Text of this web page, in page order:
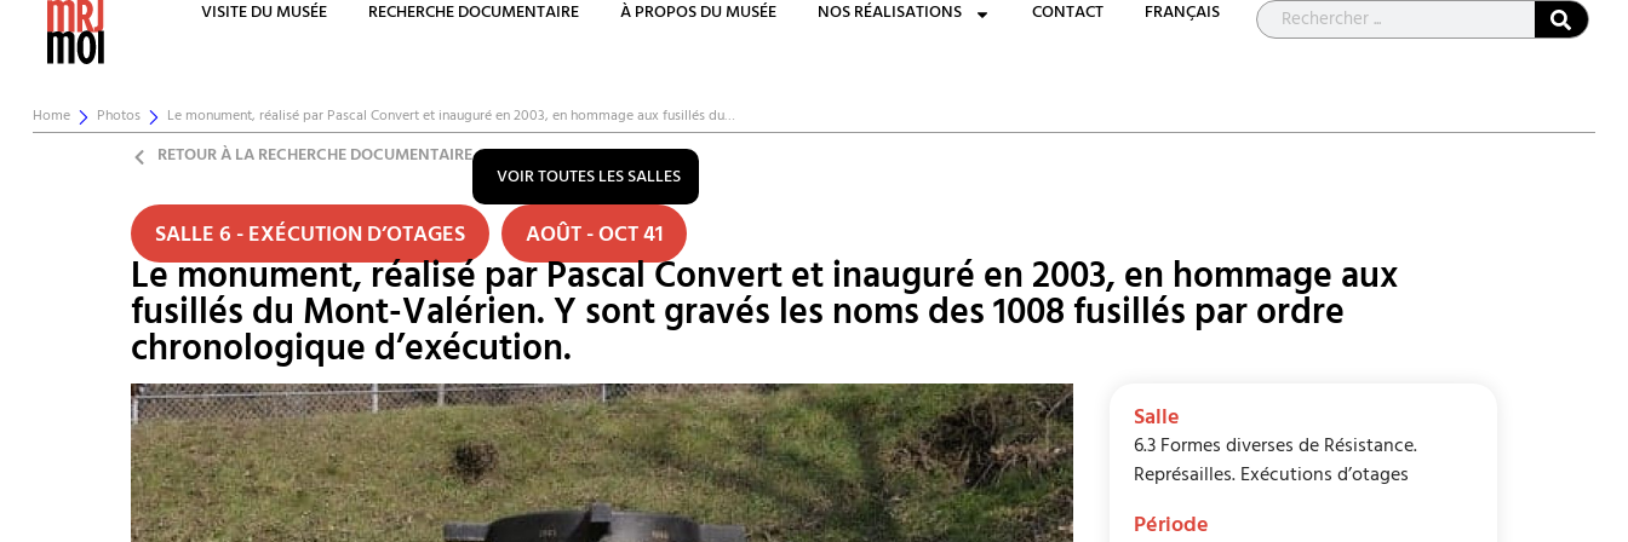
VISITE DU MUSÉE RECHERCHE DOCUMENTAIRE À PROPOS DU MUSÉE NOS RÉALISATIONS CONTACT FRANÇAIS
Home Photos Le monument, réalisé par Pascal Convert et inauguré en 2003, en hommage aux fusillés du…
RETOUR À LA RECHERCHE DOCUMENTAIRE
VOIR TOUTES LES SALLES
SALLE 6 - EXÉCUTION D’OTAGES AOÛT - OCT 41
Le monument, réalisé par Pascal Convert et inauguré en 2003, en hommage aux
fusillés du Mont-Valérien. Y sont gravés les noms des 1008 fusillés par ordre
chronologique d’exécution.
Salle
6.3 Formes diverses de Résistance.
Représailles. Exécutions d’otages
Période